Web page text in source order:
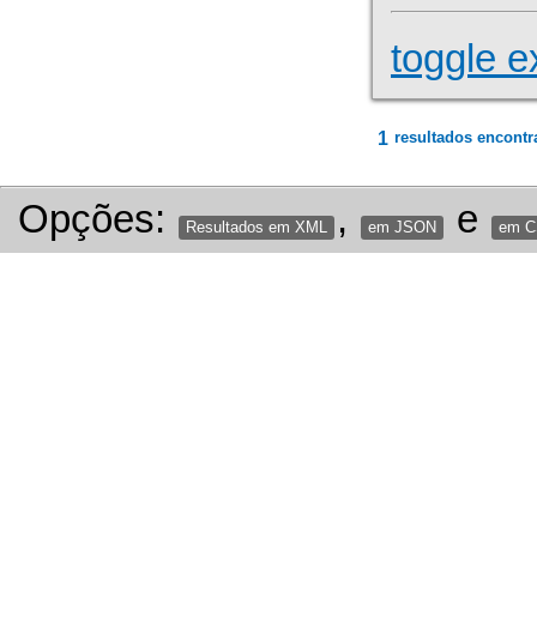
toggle
1 resultados
Opções: Resultados em XML , em JSON e em